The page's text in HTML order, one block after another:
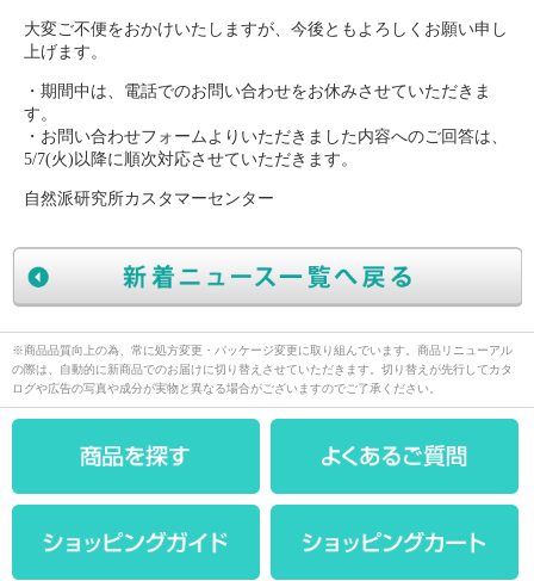
大変ご不便をおかけいたしますが、今後ともよろしくお願い申し
上げます。
・期間中は、電話でのお問い合わせをお休みさせていただきま
す。
・お問い合わせフォームよりいただきました内容へのご回答は、
5/7(火)以降に順次対応させていただきます。
自然派研究所カスタマーセンター
※商品品質向上の為、常に処方変更・パッケージ変更に取り組んでいます。商品リニューアル
の際は、自動的に新商品でのお届けに切り替えさせていただきます。切り替えが先行してカタ
ログや広告の写真や成分が実物と異なる場合がございますのでご了承ください。